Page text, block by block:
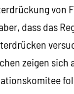
von
dass das
zeigen